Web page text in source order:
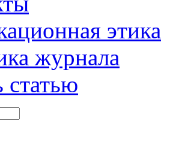
этика
журнала
статью